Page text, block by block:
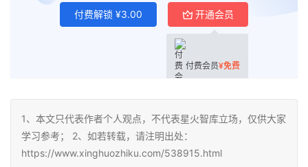
付费解锁 ¥3.00 开通会员
付费会员¥免费
1、本文只代表作者个人观点，不代表星火智库立场，仅供大家
学习参考； 2、如若转载，请注明出处：
https://www.xinghuozhiku.com/538915.html